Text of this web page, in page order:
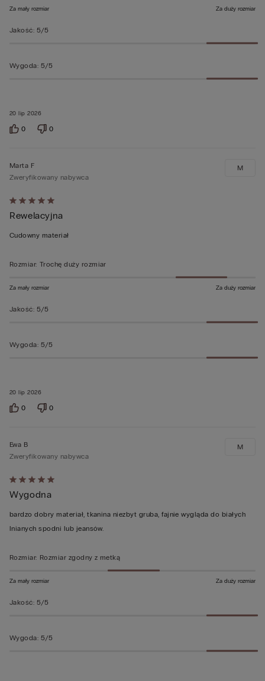
20 lip 2026
Za mały rozmiar Za duży rozmiar
Jakość: 5/5
Wygoda: 5/5
0 0
Ocena
5
z
20 lip 2026
Marta F
Zweryfikowany nabywca
Rewelacyjna
Cudowny materiał
M
Rozmiar: Trochę duży rozmiar
Za mały rozmiar Za duży rozmiar
Jakość: 5/5
Wygoda: 5/5
0 0
Ocena
5
z
5
Ewa B
Zweryfikowany nabywca
Wygodna
bardzo dobry materiał, tkanina niezbyt gruba, fajnie wygląda do białych
lnianych spodni lub jeansów.
M
Rozmiar: Rozmiar zgodny z metką
Za mały rozmiar Za duży rozmiar
Jakość: 5/5
Wygoda: 5/5